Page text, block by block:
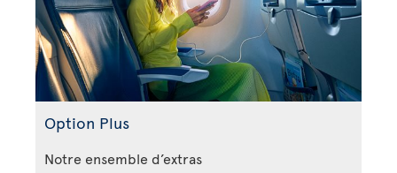
Option Plus
Notre ensemble d’extras